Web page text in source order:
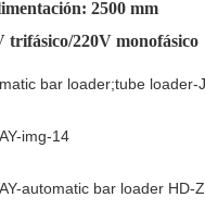
2500 mm
trifásico/220V monofásico